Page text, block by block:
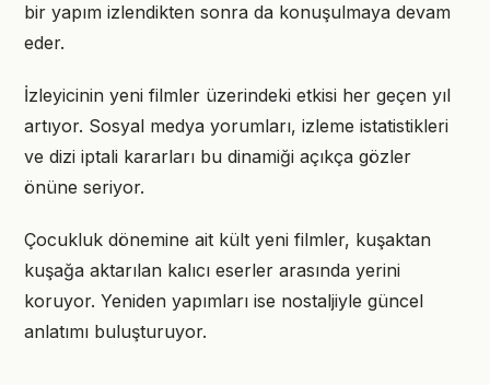
bir yapım izlendikten sonra da konuşulmaya devam
eder.
İzleyicinin yeni filmler üzerindeki etkisi her geçen yıl
artıyor. Sosyal medya yorumları, izleme istatistikleri
ve dizi iptali kararları bu dinamiği açıkça gözler
önüne seriyor.
Çocukluk dönemine ait kült yeni filmler, kuşaktan
kuşağa aktarılan kalıcı eserler arasında yerini
koruyor. Yeniden yapımları ise nostaljiyle güncel
anlatımı buluşturuyor.